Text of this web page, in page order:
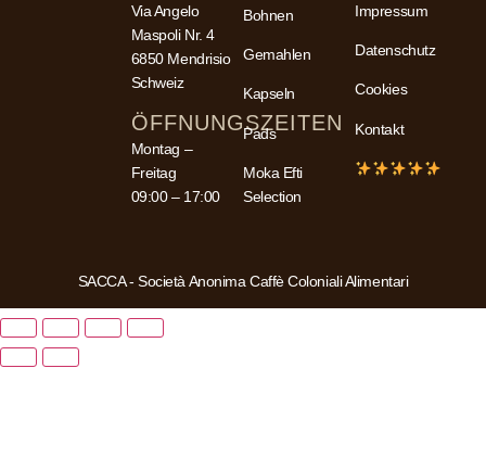
Via Angelo
Maspoli Nr. 4
6850 Mendrisio
Schweiz
ÖFFNUNGSZEITEN
Montag –
Freitag
09:00 – 17:00
Bohnen
Gemahlen
Kapseln
Pads
Moka Efti
Selection
Impressum
Datenschutz
Cookies
Kontakt
SACCA - Società Anonima Caffè Coloniali Alimentari